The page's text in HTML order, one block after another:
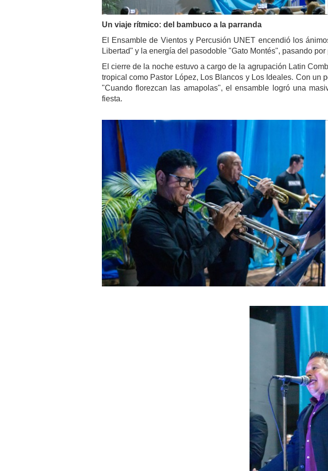
Un viaje rítmico: del bambuco a la parranda
El Ensamble de Vientos y Percusión UNET encendió los
Libertad" y la energía del pasodoble "Gato Montés", pasando
El cierre de la noche estuvo a cargo de la agrupación Latin
tropical como Pastor López, Los Blancos y Los Ideales. Con un
"Cuando florezcan las amapolas", el ensamble logró una
fiesta.